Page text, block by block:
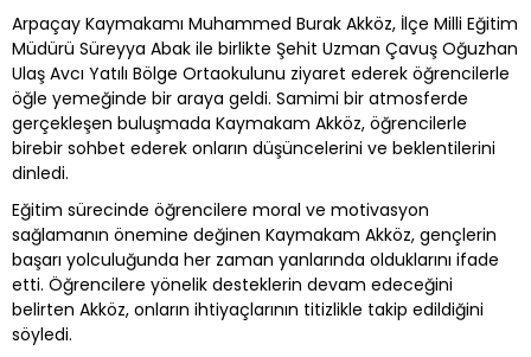
Arpaçay Kaymakamı Muhammed Burak Akköz, İlçe Milli Eğitim
Müdürü Süreyya Abak ile birlikte Şehit Uzman Çavuş Oğuzhan
Ulaş Avcı Yatılı Bölge Ortaokulunu ziyaret ederek öğrencilerle
öğle yemeğinde bir araya geldi. Samimi bir atmosferde
gerçekleşen buluşmada Kaymakam Akköz, öğrencilerle
birebir sohbet ederek onların düşüncelerini ve beklentilerini
dinledi.
Eğitim sürecinde öğrencilere moral ve motivasyon
sağlamanın önemine değinen Kaymakam Akköz, gençlerin
başarı yolculuğunda her zaman yanlarında olduklarını ifade
etti. Öğrencilere yönelik desteklerin devam edeceğini
belirten Akköz, onların ihtiyaçlarının titizlikle takip edildiğini
söyledi.